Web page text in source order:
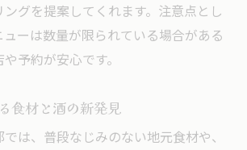
グを提案してくれます。注意点とし
ーは数量が限られている場合がある
予約が安心です。
食材と酒の新発見
は、普段なじみのない地元食材や、